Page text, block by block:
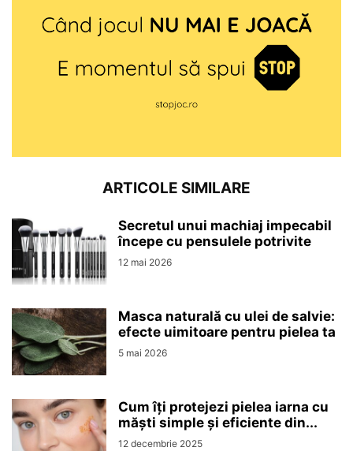
ARTICOLE SIMILARE
Secretul unui machiaj impecabil
începe cu pensulele potrivite
12 mai 2026
Masca naturală cu ulei de salvie:
efecte uimitoare pentru pielea ta
5 mai 2026
Cum îți protejezi pielea iarna cu
măști simple și eficiente din...
12 decembrie 2025